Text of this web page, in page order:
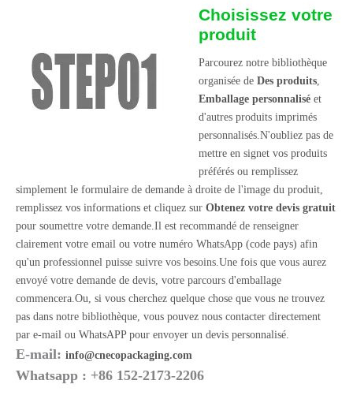
Choisissez votre
produit
Parcourez notre bibliothèque
organisée de Des produits,
Emballage personnaliséet
d'autres produits imprimés
personnalisés.N'oubliez pas de
mettre en signet vos produits
préférés ou remplissez
simplement le formulaire de demande à droite de l'image du produit,
remplissez vos informations et cliquez sur Obtenez votre devis gratuit
pour soumettre votre demande.Il est recommandé de renseigner
clairement votre email ou votre numéro WhatsApp (code pays) afin
qu'un professionnel puisse suivre vos besoins.Une fois que vous aurez
envoyé votre demande de devis, votre parcours d'emballage
commencera.Ou, si vous cherchez quelque chose que vous ne trouvez
pas dans notre bibliothèque, vous pouvez nous contacter directement
par e-mail ou WhatsAPP pour envoyer un devis personnalisé.
E-mail: info@cnecopackaging.com
Whatsapp : +86 152-2173-2206